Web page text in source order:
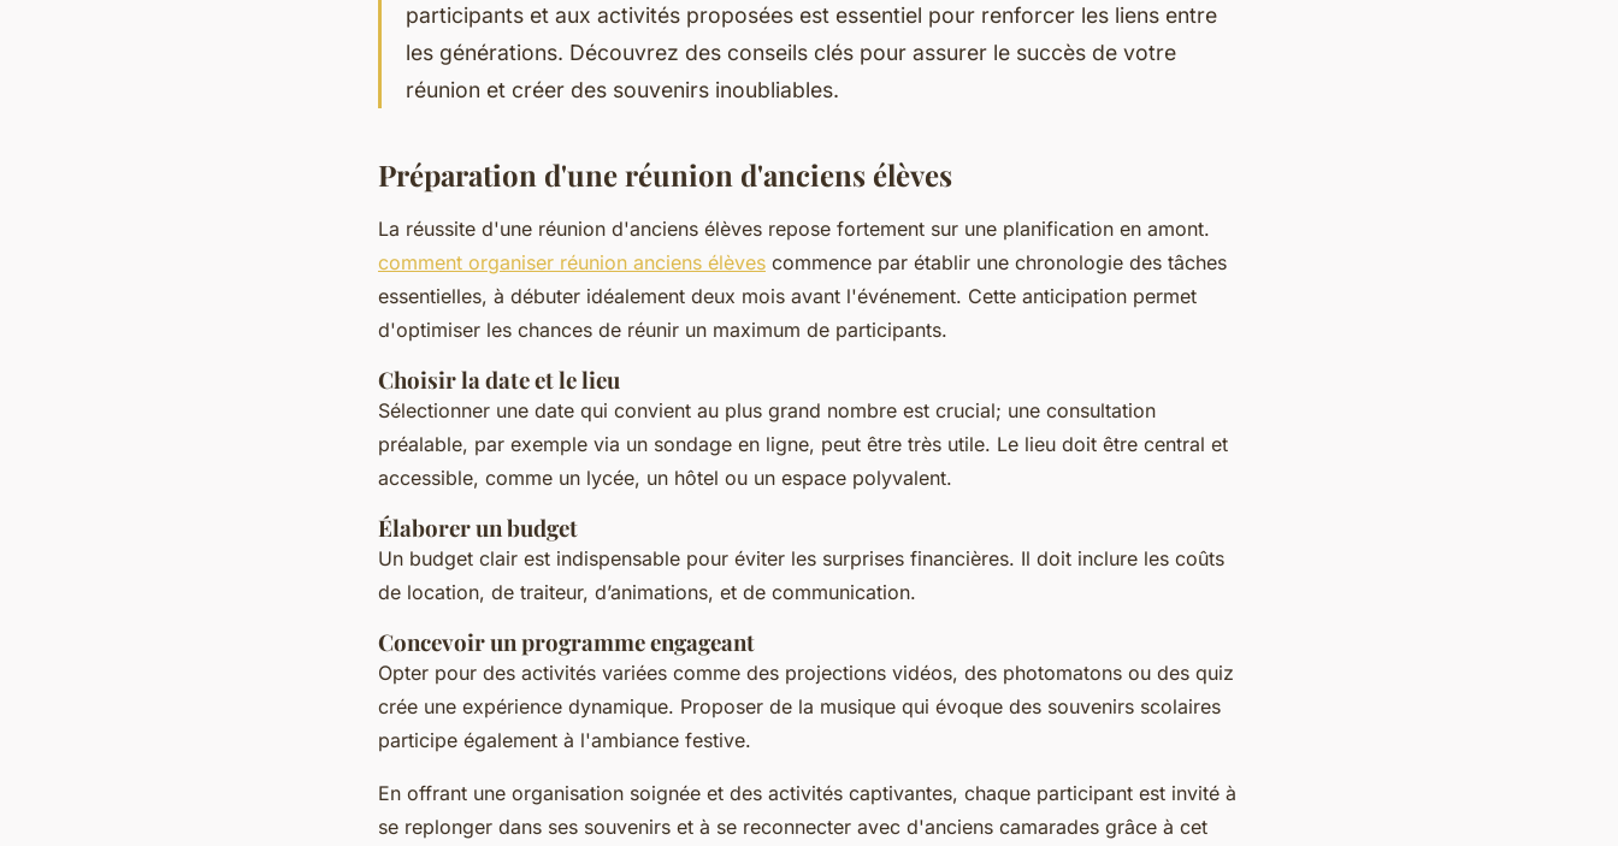
participants et aux activités proposées est essentiel pour renforcer les liens entre
les générations. Découvrez des conseils clés pour assurer le succès de votre
réunion et créer des souvenirs inoubliables.
Préparation d'une réunion d'anciens élèves
La réussite d'une réunion d'anciens élèves repose fortement sur une planification en amont.
comment organiser réunion anciens élèves commence par établir une chronologie des tâches
essentielles, à débuter idéalement deux mois avant l'événement. Cette anticipation permet
d'optimiser les chances de réunir un maximum de participants.
Choisir la date et le lieu
Sélectionner une date qui convient au plus grand nombre est crucial; une consultation
préalable, par exemple via un sondage en ligne, peut être très utile. Le lieu doit être central et
accessible, comme un lycée, un hôtel ou un espace polyvalent.
Élaborer un budget
Un budget clair est indispensable pour éviter les surprises financières. Il doit inclure les coûts
de location, de traiteur, d’animations, et de communication.
Concevoir un programme engageant
Opter pour des activités variées comme des projections vidéos, des photomatons ou des quiz
crée une expérience dynamique. Proposer de la musique qui évoque des souvenirs scolaires
participe également à l'ambiance festive.
En offrant une organisation soignée et des activités captivantes, chaque participant est invité à
se replonger dans ses souvenirs et à se reconnecter avec d'anciens camarades grâce à cet